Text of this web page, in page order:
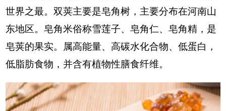
世界之最。双荚主要是皂角树，主要分布在河南山
东地区。皂角米俗称雪莲子、皂角仁、皂角精，是
皂荚的果实。属高能量、高碳水化合物、低蛋白，
低脂肪食物，并含有植物性膳食纤维。